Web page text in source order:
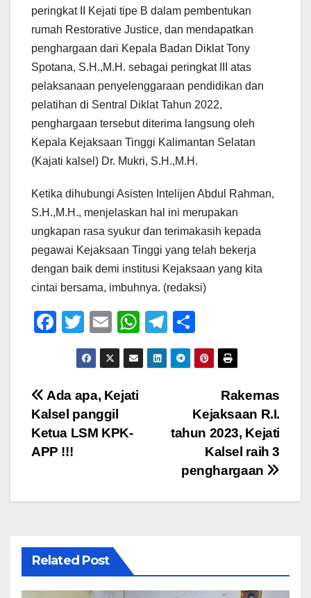
peringkat II Kejati tipe B dalam pembentukan
rumah Restorative Justice, dan mendapatkan
penghargaan dari Kepala Badan Diklat Tony
Spotana, S.H.,M.H. sebagai peringkat III atas
pelaksanaan penyelenggaraan pendidikan dan
pelatihan di Sentral Diklat Tahun 2022,
penghargaan tersebut diterima langsung oleh
Kepala Kejaksaan Tinggi Kalimantan Selatan
(Kajati kalsel) Dr. Mukri, S.H.,M.H.
Ketika dihubungi Asisten Intelijen Abdul Rahman,
S.H.,M.H., menjelaskan hal ini merupakan
ungkapan rasa syukur dan terimakasih kepada
pegawai Kejaksaan Tinggi yang telah bekerja
dengan baik demi institusi Kejaksaan yang kita
cintai bersama, imbuhnya. (redaksi)
F
e
b
o
o
T
wi
tt
er
E
m
ail
W
h
at
T
el
e
m
h
ar
Navigasi
pos
Rakernas
Kejaksaan R.I.
tahun 2023, Kejati
Kalsel raih 3
penghargaan
Ada apa, Kejati
Kalsel panggil
Ketua LSM KPK-
APP !!!
Related Post